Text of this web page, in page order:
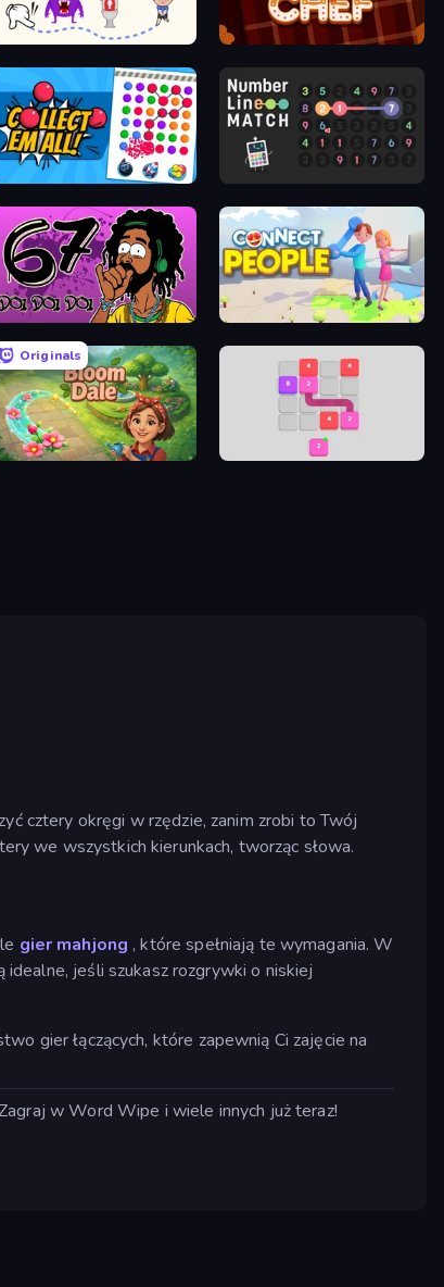
Toilet Rush - Draw Puzzle Word Chef
67 Doi Doi Connect People: State Control
Originals
Bloom Dale Flow 2048 3D
cztery okręgi w rzędzie, zanim zrobi to Twój
we wszystkich kierunkach, tworząc słowa.
gier mahjong , które spełniają te wymagania. W
jeśli szukasz rozgrywki o niskiej
gier łączących, które zapewnią Ci zajęcie na
w Word Wipe i wiele innych już teraz!